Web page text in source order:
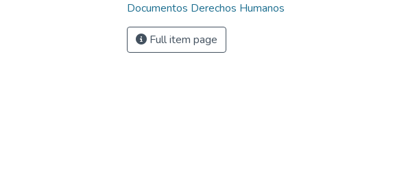
Documentos Derechos Humanos
Full item page